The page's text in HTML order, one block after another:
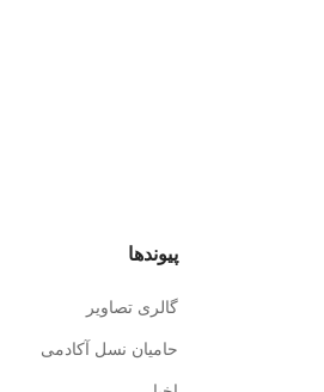
پیوندها
گالری تصاویر
حامیان نسل آکادمی